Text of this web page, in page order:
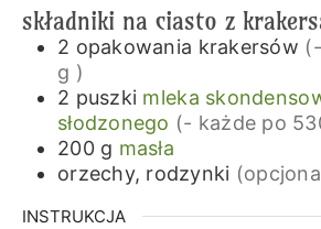
składniki na ciasto z
2 opakowania krakersów
g )
2 puszki mleka
słodzonego (- każde po
200 g masła
orzechy, rodzynki
INSTRUKCJA